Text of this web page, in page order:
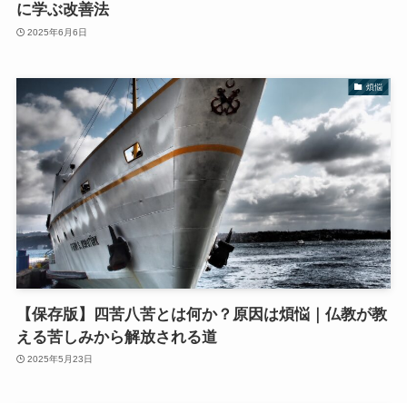
に学ぶ改善法
2025年6月6日
煩悩
【保存版】四苦八苦とは何か？原因は煩悩｜仏教が教
える苦しみから解放される道
2025年5月23日